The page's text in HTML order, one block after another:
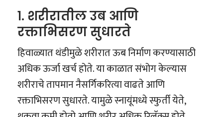
१. शरीरातील उब आणि
रक्ताभिसरण सुधारते
हिवाळ्यात थंडीमुळे शरीरात ऊब निर्माण करण्यासाठी
अधिक ऊर्जा खर्च होते. या काळात संभोग केल्यास
शरीराचे तापमान नैसर्गिकरित्या वाढते आणि
रक्ताभिसरण सुधारते. यामुळे स्नायूंमध्ये स्फुर्ती येते,